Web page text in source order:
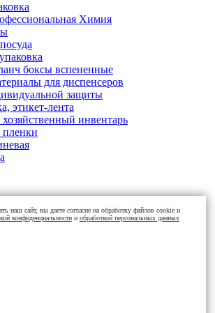
Химия
боксы вспененные
для диспенсеров
защиты
этикет-лента
инвентарь
Уфа, Казань, Набережные Челны,
Оренбург, Самара, Пермь, Курган.
наш сайт, вы даете согласие на обработку файлов cookie и
конфиденциальностии обработкой персональных данных